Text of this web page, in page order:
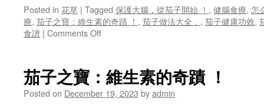
Posted in 花草 | Tagged 保護大腦，從茄子開始 ！ , 健腦食療, 怎
療, 茄子之寶：維生素的奇蹟 ！ , 茄子做法大全， , 茄子健康功效,
食譜 | Comments Offon
腦，
從
茄子之寶：維生素的奇蹟 ！
Posted on December 19, 2023 byadmin